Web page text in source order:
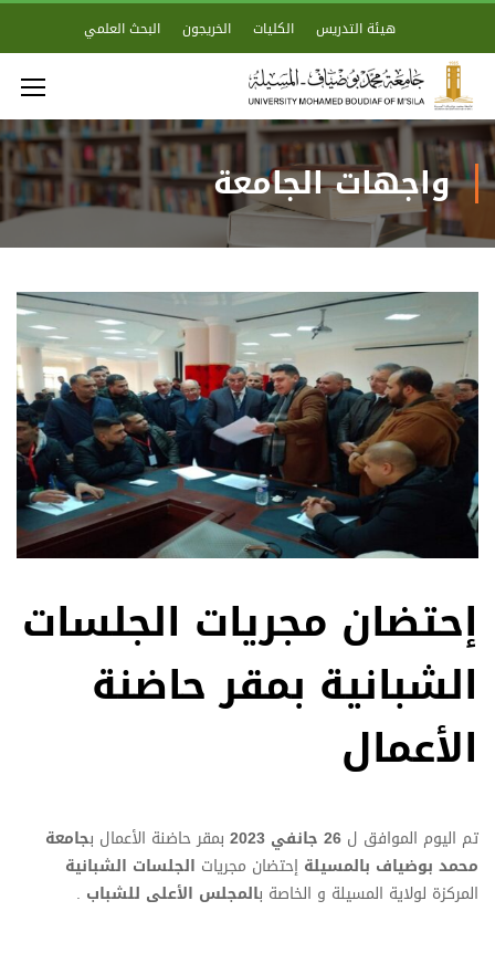
هيئة التدريس الكليات الخريجون البحث العلمي
واجهات الجامعة
إحتضان مجريات الجلسات
الشبانية بمقر حاضنة
الأعمال
تم اليوم الموافق ل 26 جانفي 2023 بمقر حاضنة الأعمال بجامعة
محمد بوضياف بالمسيلة إحتضان مجريات الجلسات الشبانية
المركزة لولاية المسيلة و الخاصة بالمجلس الأعلى للشباب .